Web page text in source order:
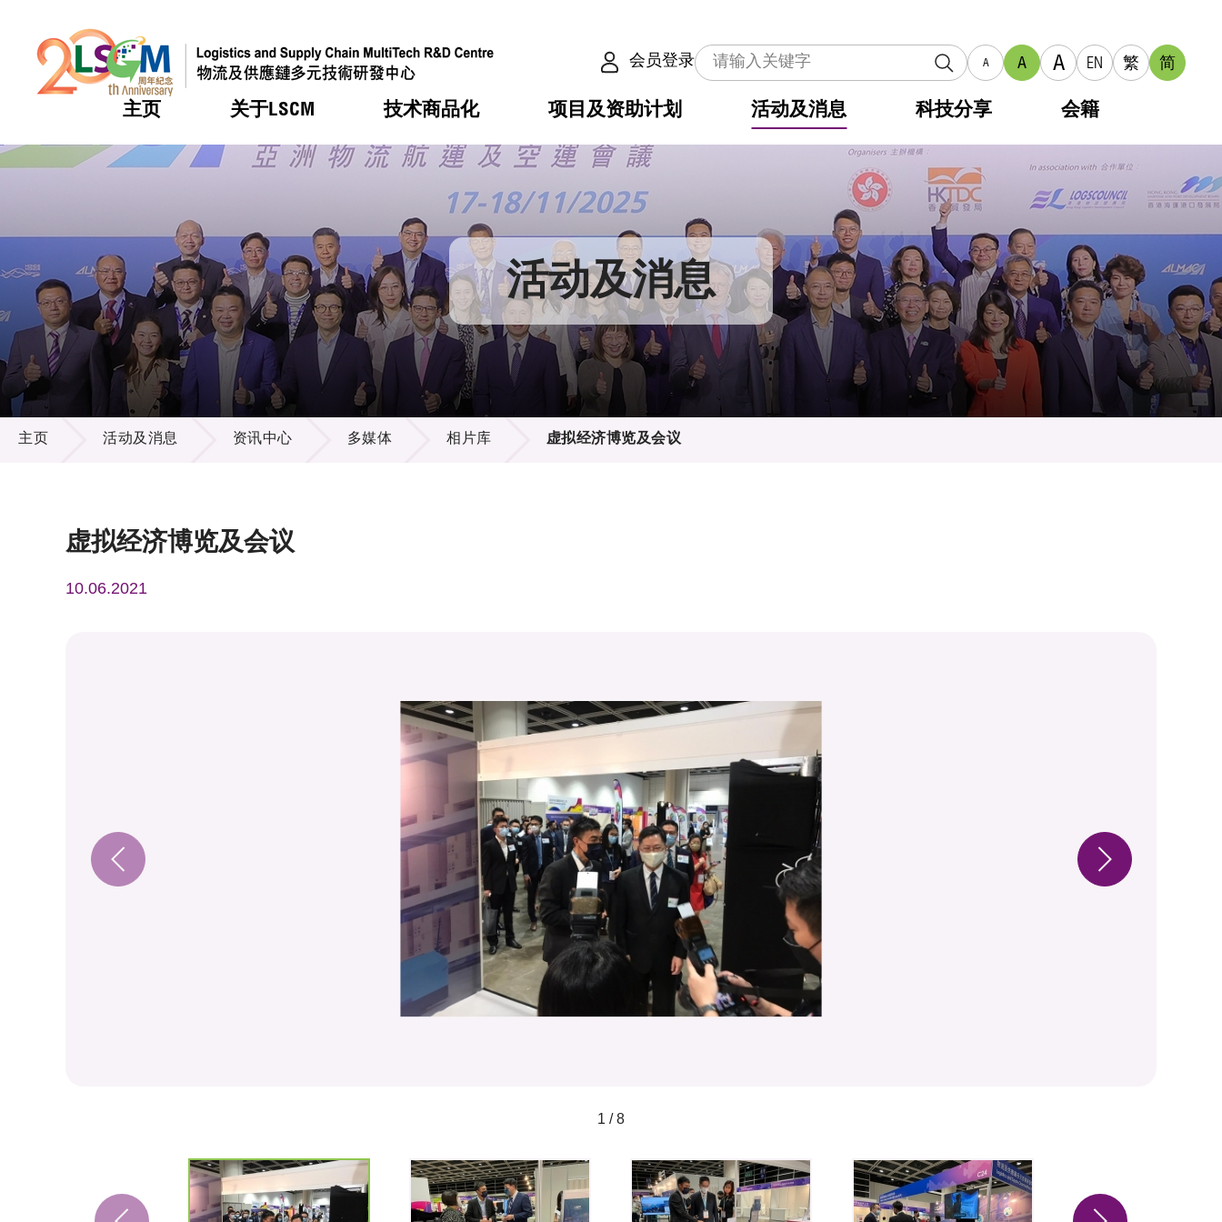
会员登录 A A A EN 繁 简
主页 关于LSCM
热门 机构简介
组织架构
组织架构
董事局
研究顾问
招标通告
技术商品化
热门 服务
可获授权之技术
应用于公共服务之创新技术
重点项目
项目及资助计划
热门 合作计划
资助计划
资助计划
税务优惠
申请
评审
征求研发项目计划书
项目资料库
活动及消息
热门 活动
奖项
新闻中心
媒体报导
新闻稿
资讯中心
多媒体
出版刊物
科技分享 会籍
热门 会籍及服务
会员列表
会员登入 活动及消息
活动及消息
主页 活动及消息 资讯中心 多媒体 相片库 虚拟经济博览及会议
虚拟经济博览及会议
10.06.2021
1 / 8